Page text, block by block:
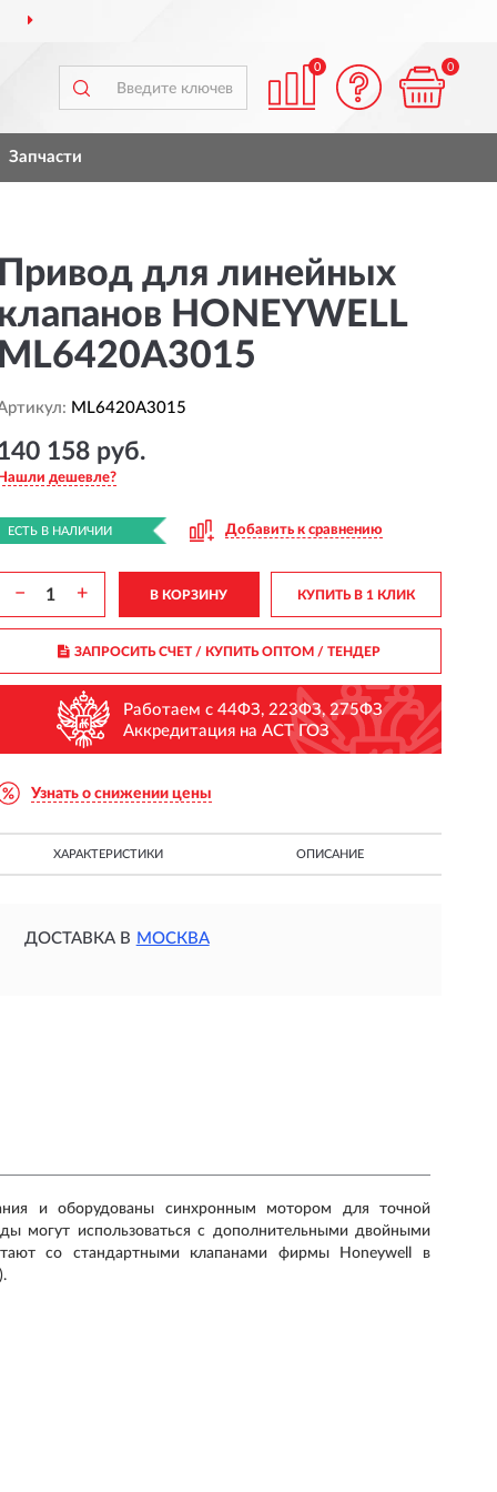
ВСЕЙ РОССИИ
0 0
Запчасти
для линейных
HONEYWELL
ML6420A3015
158 руб.
дешевле?
ЕСТЬ В НАЛИЧИИ Добавить к сравнению
− + В КОРЗИНУ КУПИТЬ В 1 КЛИК
ЗАПРОСИТЬ СЧЕТ / КУПИТЬ ОПТОМ/ ТЕНДЕР
Работаем с 44ФЗ, 223ФЗ, 275ФЗ
Аккредитация на АСТ ГОЗ
Узнать о снижении цены
ХАРАКТЕРИСТИКИ ОПИСАНИЕ
ДОСТАВКА В МОСКВА
и оборудованы синхронным мотором для точной
могут использоваться с дополнительными двойными
со стандартными клапанами фирмы Honeywell в